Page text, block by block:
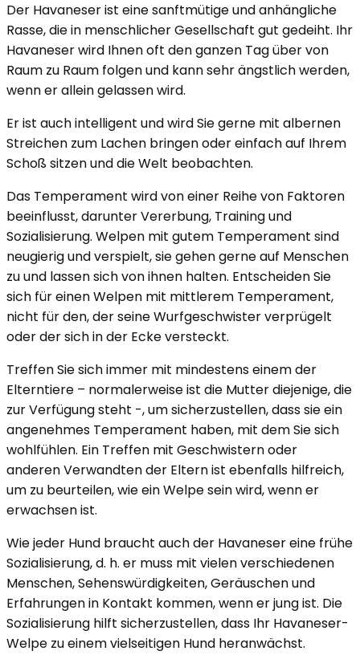
Der Havaneser ist eine sanftmütige und anhängliche
Rasse, die in menschlicher Gesellschaft gut gedeiht. Ihr
Havaneser wird Ihnen oft den ganzen Tag über von
Raum zu Raum folgen und kann sehr ängstlich werden,
wenn er allein gelassen wird.
Er ist auch intelligent und wird Sie gerne mit albernen
Streichen zum Lachen bringen oder einfach auf Ihrem
Schoß sitzen und die Welt beobachten.
Das Temperament wird von einer Reihe von Faktoren
beeinflusst, darunter Vererbung, Training und
Sozialisierung. Welpen mit gutem Temperament sind
neugierig und verspielt, sie gehen gerne auf Menschen
zu und lassen sich von ihnen halten. Entscheiden Sie
sich für einen Welpen mit mittlerem Temperament,
nicht für den, der seine Wurfgeschwister verprügelt
oder der sich in der Ecke versteckt.
Treffen Sie sich immer mit mindestens einem der
Elterntiere – normalerweise ist die Mutter diejenige, die
zur Verfügung steht -, um sicherzustellen, dass sie ein
angenehmes Temperament haben, mit dem Sie sich
wohlfühlen. Ein Treffen mit Geschwistern oder
anderen Verwandten der Eltern ist ebenfalls hilfreich,
um zu beurteilen, wie ein Welpe sein wird, wenn er
erwachsen ist.
Wie jeder Hund braucht auch der Havaneser eine frühe
Sozialisierung, d. h. er muss mit vielen verschiedenen
Menschen, Sehenswürdigkeiten, Geräuschen und
Erfahrungen in Kontakt kommen, wenn er jung ist. Die
Sozialisierung hilft sicherzustellen, dass Ihr Havaneser-
Welpe zu einem vielseitigen Hund heranwächst.